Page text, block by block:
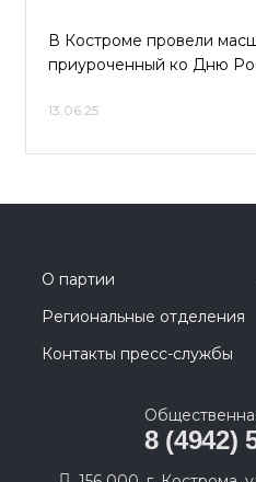
В Костроме провели
приуроченный ко Дню
13.06.25
О партии
Региональные отделения
Контакты пресс-службы
8 (4942)